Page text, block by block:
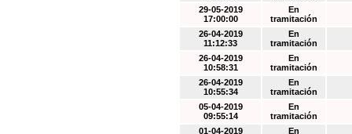
29-05-2019
17:00:00
En
tramitación
26-04-2019
11:12:33
En
tramitación
26-04-2019
10:58:31
En
tramitación
26-04-2019
10:55:34
En
tramitación
05-04-2019
09:55:14
En
tramitación
01-04-2019
En